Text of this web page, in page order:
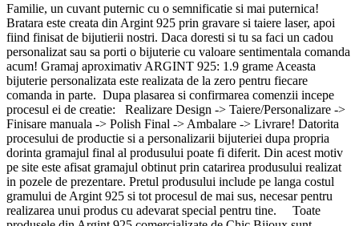
Familie, un cuvant puternic cu o semnificatie si mai puternica!
Bratara este creata din Argint 925 prin gravare si taiere laser, apoi
fiind finisat de bijutierii nostri. Daca doresti si tu sa faci un cadou
personalizat sau sa porti o bijuterie cu valoare sentimentala comanda
acum! Gramaj aproximativ ARGINT 925: 1.9 grame Aceasta
bijuterie personalizata este realizata de la zero pentru fiecare
comanda in parte. Dupa plasarea si confirmarea comenzii incepe
procesul ei de creatie: Realizare Design -> Taiere/Personalizare ->
Finisare manuala -> Polish Final -> Ambalare -> Livrare! Datorita
procesului de productie si a personalizarii bijuteriei dupa propria
dorinta gramajul final al produsului poate fi diferit. Din acest motiv
pe site este afisat gramajul obtinut prin catarirea produsului realizat
in pozele de prezentare. Pretul produsului include pe langa costul
gramului de Argint 925 si tot procesul de mai sus, necesar pentru
realizarea unui produs cu adevarat special pentru tine. Toate